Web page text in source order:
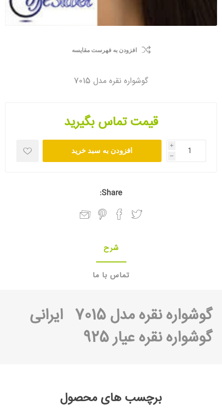
افزودن به فهرست مقایسه
گوشواره نقره مدل 7015
قیمت تماس بگیرید
i
h
افزودن به سبد خرید
Share:
شرح
تماس با ما
گوشواره نقره مدل 7015
ایرانی
گوشواره نقره عیار 925
برچسب های محصول